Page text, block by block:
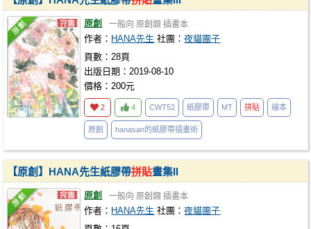
原創 一般向 原創類 插畫本
作者： HANA先生 社團：夜貓團子
頁數：28頁
出版日期：2019-08-10
價格：200元
2 4 CWT52 紙膠帶 MT 拼貼 繪本
原創 hanasan的紙膠帶插畫術
【原創】HANA先生紙膠帶拼貼畫集II
原創 一般向 原創類 插畫本
作者： HANA先生 社團：夜貓團子